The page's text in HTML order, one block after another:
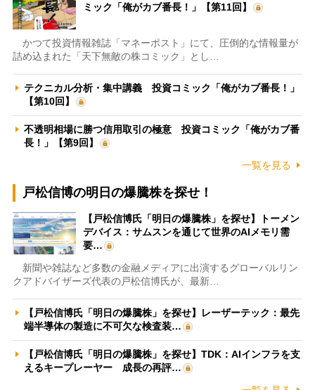
ミック「俺がカブ番長！」【第11回】
かつて投資情報雑誌「マネーポスト」にて、圧倒的な情報量が
詰め込まれた「天下無敵の株コミック」とし…
テクニカル分析・集中講義 投資コミック「俺がカブ番長！」
【第10回】
不透明相場に勝つ信用取引の極意 投資コミック「俺がカブ番
長！」【第9回】
一覧を見る
戸松信博の明日の爆騰株を探せ！
【戸松信博氏「明日の爆騰株」を探せ】トーメン
デバイス：サムスンを通じて世界のAIメモリ需
要…
新聞や雑誌など多数の金融メディアに出演するグローバルリン
クアドバイザーズ代表の戸松信博氏が、最新…
【戸松信博氏「明日の爆騰株」を探せ】レーザーテック：最先
端半導体の製造に不可欠な検査装…
【戸松信博氏「明日の爆騰株」を探せ】TDK：AIインフラを支
えるキープレーヤー 成長の再評…